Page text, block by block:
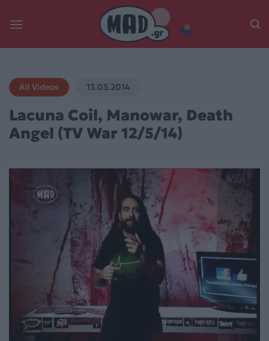
All Videos 13.05.2014
Lacuna Coil, Manowar, Death
Angel (TV War 12/5/14)